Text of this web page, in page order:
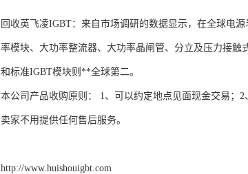
回收英飞凌IGBT：来自市场调研的数据显示，在全球电
率模块、大功率整流器、大功率晶闸管、分立及压力接
和标准IGBT模块则**全球第二。
本公司产品收购原则： 1、可以约定地点见面现金交易；
卖家不用提供任何售后服务。
http://www.huishouigbt.com